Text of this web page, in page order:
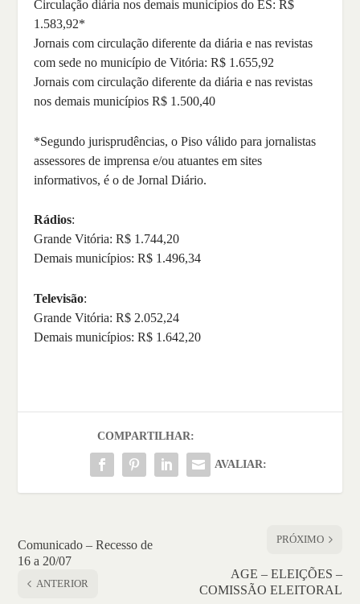
Circulação diária nos demais municípios do ES: R$
1.583,92*
Jornais com circulação diferente da diária e nas revistas
com sede no município de Vitória: R$ 1.655,92
Jornais com circulação diferente da diária e nas revistas
nos demais municípios R$ 1.500,40
*Segundo jurisprudências, o Piso válido para jornalistas
assessores de imprensa e/ou atuantes em sites
informativos, é o de Jornal Diário.
Rádios:
Grande Vitória: R$ 1.744,20
Demais municípios: R$ 1.496,34
Televisão:
Grande Vitória: R$ 2.052,24
Demais municípios: R$ 1.642,20
COMPARTILHAR:
AVALIAR:
Comunicado – Recesso de
16 a 20/07
ANTERIOR
PRÓXIMO
AGE – ELEIÇÕES –
COMISSÃO ELEITORAL